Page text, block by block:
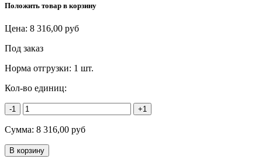
Положить товар в корзину
Цена: 8 316,00 руб
Под заказ
Норма отгрузки: 1 шт.
Кол-во единиц:
-1 +1
Сумма: 8 316,00 руб